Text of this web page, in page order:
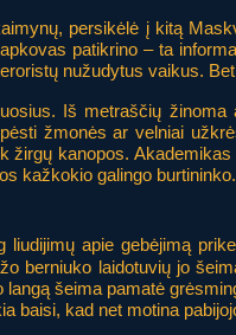
persikėlė į kitą
patikrino – ta
nužudytus vaikus.
Iš metraščių
žmonės ar velniai
žirgų kanopos.
kažkokio galingo burtininko.
liudijimų apie gebėjimą
berniuko laidotuvių jo
šeima pamatė
baisi, kad net motina